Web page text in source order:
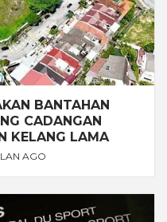
BANTAHAN
CADANGAN
KELANG LAMA
AGO